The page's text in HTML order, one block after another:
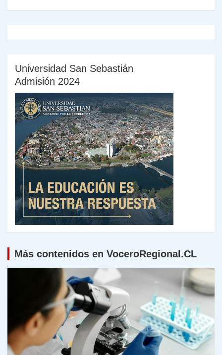
Universidad San Sebastián
Admisión 2024
Más contenidos en VoceroRegional.CL